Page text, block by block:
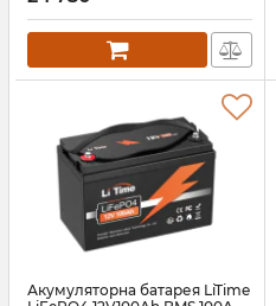
Акумуляторна батарея LiTime